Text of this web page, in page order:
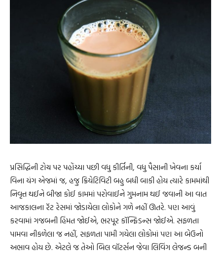
પ્રસિદ્ધિની ટોચ પર પહોંચ્યા પછી વધુ કીર્તિની, વધુ પૈસાની ખેવના કર્યા
વિના યંગ એજમાં જ, હજુ ક્રિયેટિવિટી બહુ બધી બાકી હોય ત્યારે કામમાંથી
નિવૃત્ત થઈને બીજા કોઈ કામમાં પરોવાઈને ગુમનામ થઈ જવાની આ વાત
આજકાલના રૅટ રેસમાં જોડાયેલા લોકોને ગળે નહીં ઊતરે. પણ આવું
કરવામાં ગજબની હિંમત જોઈએ, ભરપૂર કૉન્ફિડન્સ જોઈએ. સફળતા
પામવા નીકળેલા જ નહીં, સફળતા પામી ગયેલા લોકોમાં પણ આ બેઉનો
અભાવ હોય છે. એટલે જ તેઓ બિલ વૉટર્સન જેવા લિવિંગ લેજન્ડ બની